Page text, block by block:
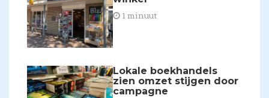
1 minuut
Lokale boekhandels
zien omzet stijgen door
campagne